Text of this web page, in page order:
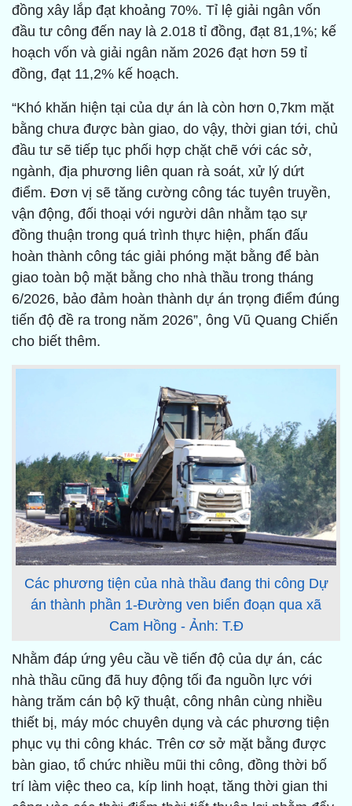
đồng xây lắp đạt khoảng 70%. Tỉ lệ giải ngân vốn
đầu tư công đến nay là 2.018 tỉ đồng, đạt 81,1%; kế
hoạch vốn và giải ngân năm 2026 đạt hơn 59 tỉ
đồng, đạt 11,2% kế hoạch.
“Khó khăn hiện tại của dự án là còn hơn 0,7km mặt
bằng chưa được bàn giao, do vậy, thời gian tới, chủ
đầu tư sẽ tiếp tục phối hợp chặt chẽ với các sở,
ngành, địa phương liên quan rà soát, xử lý dứt
điểm. Đơn vị sẽ tăng cường công tác tuyên truyền,
vận động, đối thoại với người dân nhằm tạo sự
đồng thuận trong quá trình thực hiện, phấn đấu
hoàn thành công tác giải phóng mặt bằng để bàn
giao toàn bộ mặt bằng cho nhà thầu trong tháng
6/2026, bảo đảm hoàn thành dự án trọng điểm đúng
tiến độ đề ra trong năm 2026”, ông Vũ Quang Chiến
cho biết thêm.
Các phương tiện của nhà thầu đang thi công Dự
án thành phần 1-Đường ven biển đoạn qua xã
Cam Hồng - Ảnh: T.Đ
Nhằm đáp ứng yêu cầu về tiến độ của dự án, các
nhà thầu cũng đã huy động tối đa nguồn lực với
hàng trăm cán bộ kỹ thuật, công nhân cùng nhiều
thiết bị, máy móc chuyên dụng và các phương tiện
phục vụ thi công khác. Trên cơ sở mặt bằng được
bàn giao, tổ chức nhiều mũi thi công, đồng thời bố
trí làm việc theo ca, kíp linh hoạt, tăng thời gian thi